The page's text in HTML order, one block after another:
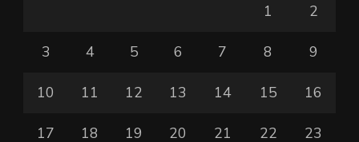
1 2
3 4 5 6 7 8 9
10 11 12 13 14 15 16
17 18 19 20 21 22 23